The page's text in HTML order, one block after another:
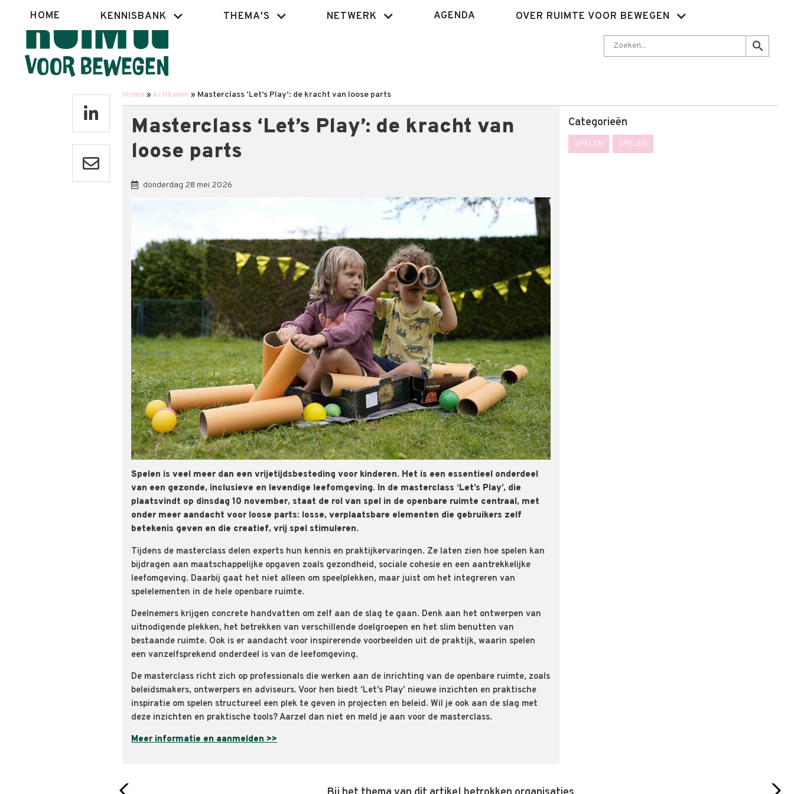
inhoud
Zoeken
search
Hoofdnavigatie
HOME KENNISBANK THEMA'S NETWERK AGENDA OVER RUIMTE VOOR BEWEGEN
Home Artikelen Masterclass ‘Let’s Play’: de kracht van loose parts
Masterclass ‘Let’s Play’: de kracht van
loose parts
donderdag 28 mei 2026
Spelen is veel meer dan een vrijetijdsbesteding voor kinderen. Het is een essentieel onderdeel
van een gezonde, inclusieve en levendige leefomgeving. In de masterclass ‘Let’s Play’, die
plaatsvindt op dinsdag 10 november, staat de rol van spel in de openbare ruimte centraal, met
onder meer aandacht voor loose parts: losse, verplaatsbare elementen die gebruikers zelf
betekenis geven en die creatief, vrij spel stimuleren.
Tijdens de masterclass delen experts hun kennis en praktijkervaringen. Ze laten zien hoe spelen kan
bijdragen aan maatschappelijke opgaven zoals gezondheid, sociale cohesie en een aantrekkelijke
leefomgeving. Daarbij gaat het niet alleen om speelplekken, maar juist om het integreren van
spelelementen in de hele openbare ruimte.
Deelnemers krijgen concrete handvatten om zelf aan de slag te gaan. Denk aan het ontwerpen van
uitnodigende plekken, het betrekken van verschillende doelgroepen en het slim benutten van
bestaande ruimte. Ook is er aandacht voor inspirerende voorbeelden uit de praktijk, waarin spelen
een vanzelfsprekend onderdeel is van de leefomgeving.
De masterclass richt zich op professionals die werken aan de inrichting van de openbare ruimte, zoals
beleidsmakers, ontwerpers en adviseurs. Voor hen biedt ‘Let’s Play’ nieuwe inzichten en praktische
inspiratie om spelen structureel een plek te geven in projecten en beleid. Wil je ook aan de slag met
deze inzichten en praktische tools? Aarzel dan niet en meld je aan voor de masterclass.
Meer informatie en aanmelden >>
Categorieën
SPELEN SPELEN